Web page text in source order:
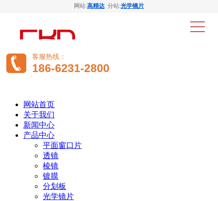
网站:高精达 分站:光学镜片
客服热线：
186-6231-2800
网站首页
关于我们
新闻中心
产品中心
平面窗口片
透镜
棱镜
镀膜
分划板
光学镜片